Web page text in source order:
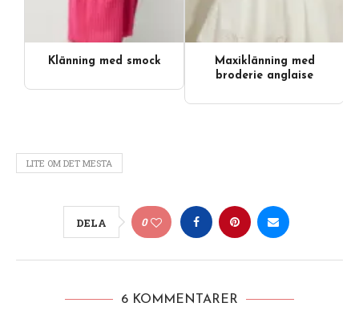
Videoinnehåll
Klänning med smock
Maxiklänning med
broderie anglaise
LITE OM DET MESTA
DELA 0
6 KOMMENTARER